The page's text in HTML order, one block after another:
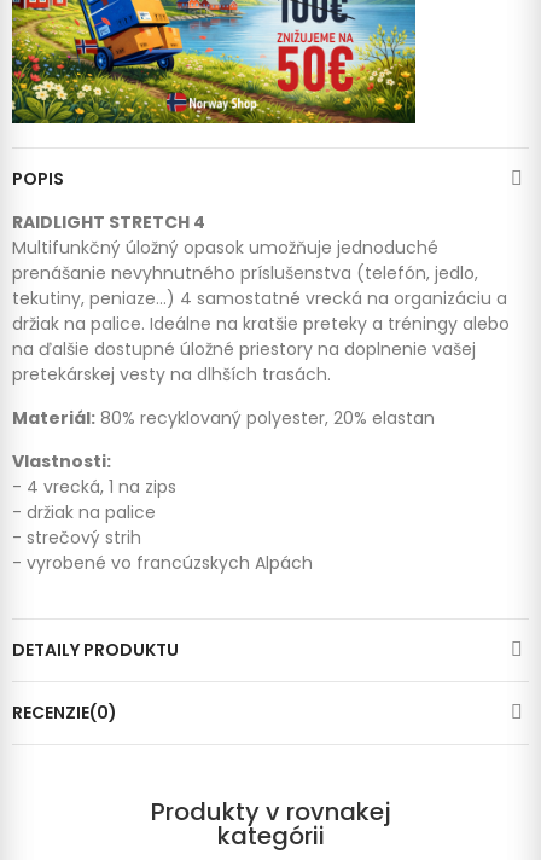
POPIS
RAIDLIGHT STRETCH 4
Multifunkčný úložný opasok umožňuje jednoduché
prenášanie nevyhnutného príslušenstva (telefón, jedlo,
tekutiny, peniaze...) 4 samostatné vrecká na organizáciu a
držiak na palice. Ideálne na kratšie preteky a tréningy alebo
na ďalšie dostupné úložné priestory na doplnenie vašej
pretekárskej vesty na dlhších trasách.
Materiál: 80% recyklovaný polyester, 20% elastan
Vlastnosti:
- 4 vrecká, 1 na zips
- držiak na palice
- strečový strih
- vyrobené vo francúzskych Alpách
DETAILY PRODUKTU
RECENZIE(0)
Produkty v rovnakej
kategórii